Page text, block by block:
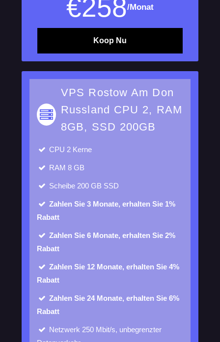
€258/Monat
Koop Nu
VPS Rostow Am Don
Russland CPU 2, RAM
8GB, SSD 200GB
CPU 2 Kerne
RAM 8 GB
Scheibe 200 GB SSD
Zahlen Sie 3 Monate, erhalten Sie 1%
Rabatt
Zahlen Sie 6 Monate, erhalten Sie 2%
Rabatt
Zahlen Sie 12 Monate, erhalten Sie 4%
Rabatt
Zahlen Sie 24 Monate, erhalten Sie 6%
Rabatt
Netzwerk 250 Mbit/s, unbegrenzter